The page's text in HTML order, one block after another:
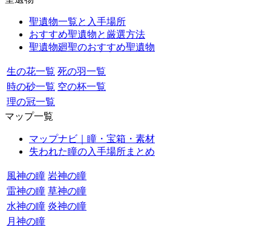
聖遺物一覧と入手場所
おすすめ聖遺物と厳選方法
聖遺物廻聖のおすすめ聖遺物
生の花一覧 死の羽一覧
時の砂一覧 空の杯一覧
理の冠一覧
マップ一覧
マップナビ｜瞳・宝箱・素材
失われた瞳の入手場所まとめ
風神の瞳 岩神の瞳
雷神の瞳 草神の瞳
水神の瞳 炎神の瞳
月神の瞳